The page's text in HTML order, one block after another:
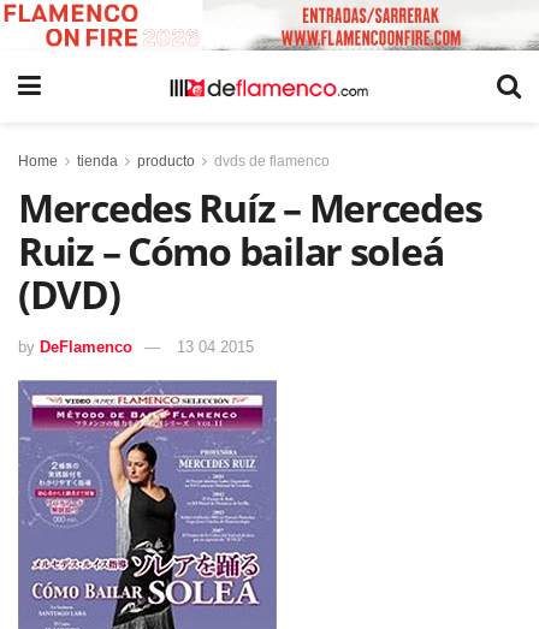
Home tienda producto dvds de flamenco
Mercedes Ruíz – Mercedes
Ruiz – Cómo bailar soleá
(DVD)
by DeFlamenco 13 04 2015